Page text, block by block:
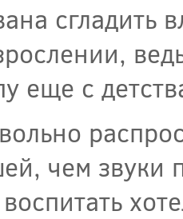
сгладить
еще с
чем